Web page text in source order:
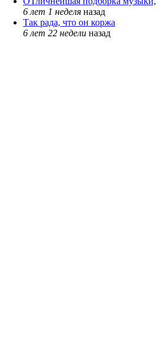
6 лет 1 неделя назад
Так рада, что он коржа
6 лет 22 недели назад